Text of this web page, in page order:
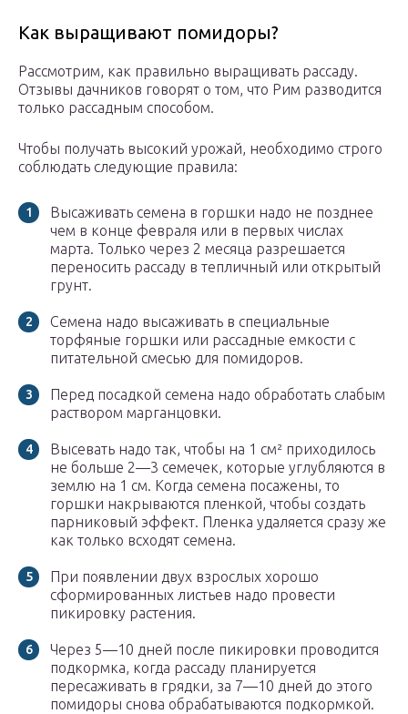
Как выращивают помидоры?
Рассмотрим, как правильно выращивать рассаду.
Отзывы дачников говорят о том, что Рим разводится
только рассадным способом.
Чтобы получать высокий урожай, необходимо строго
соблюдать следующие правила:
Высаживать семена в горшки надо не позднее
чем в конце февраля или в первых числах
марта. Только через 2 месяца разрешается
переносить рассаду в тепличный или открытый
грунт.
Семена надо высаживать в специальные
торфяные горшки или рассадные емкости с
питательной смесью для помидоров.
Перед посадкой семена надо обработать слабым
раствором марганцовки.
Высевать надо так, чтобы на 1 см² приходилось
не больше 2—3 семечек, которые углубляются в
землю на 1 см. Когда семена посажены, то
горшки накрываются пленкой, чтобы создать
парниковый эффект. Пленка удаляется сразу же
как только всходят семена.
При появлении двух взрослых хорошо
сформированных листьев надо провести
пикировку растения.
Через 5—10 дней после пикировки проводится
подкормка, когда рассаду планируется
пересаживать в грядки, за 7—10 дней до этого
помидоры снова обрабатываются подкормкой.